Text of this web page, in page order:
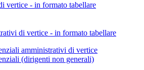
vertice - in formato tabellare
di vertice - in formato tabellare
amministrativi di vertice
(dirigenti non generali)